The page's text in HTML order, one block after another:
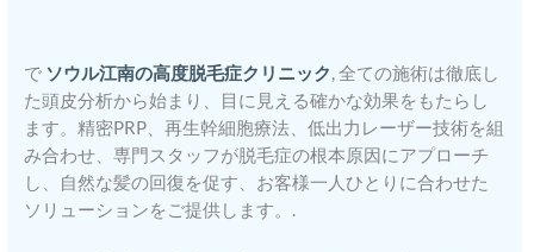
で ソウル江南の高度脱毛症クリニック, 全ての施術は徹底し
た頭皮分析から始まり、目に見える確かな効果をもたらし
ます。精密PRP、再生幹細胞療法、低出力レーザー技術を組
み合わせ、専門スタッフが脱毛症の根本原因にアプローチ
し、自然な髪の回復を促す、お客様一人ひとりに合わせた
ソリューションをご提供します。.